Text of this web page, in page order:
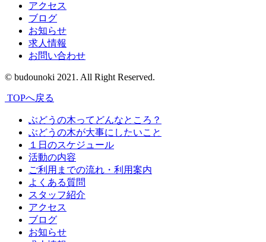
アクセス
ブログ
お知らせ
求人情報
お問い合わせ
© budounoki 2021. All Right Reserved.
TOPへ戻る
ぶどうの木ってどんなところ？
ぶどうの木が大事にしたいこと
１日のスケジュール
活動の内容
ご利用までの流れ・利用案内
よくある質問
スタッフ紹介
アクセス
ブログ
お知らせ